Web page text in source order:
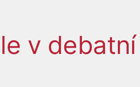
v debatní